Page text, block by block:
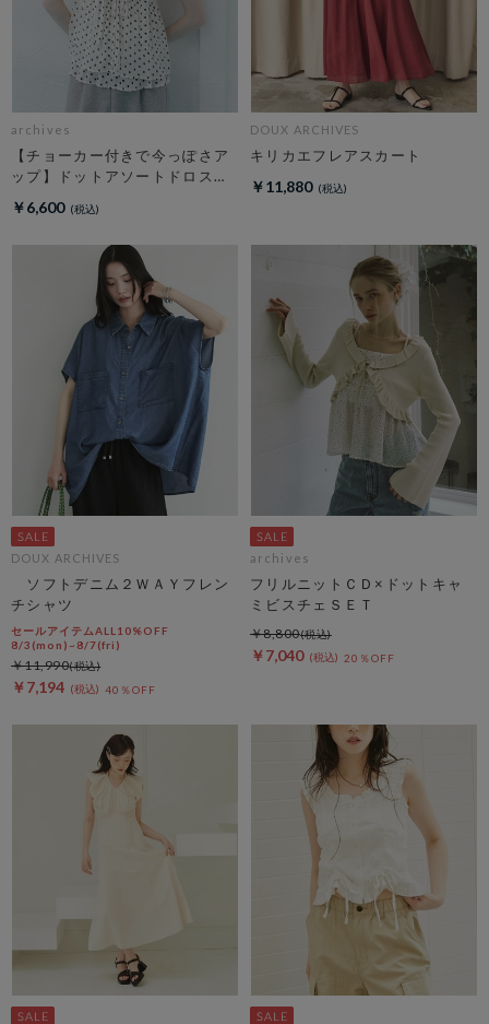
archives
【チョーカー付きで今っぽさア
ップ】ドットアソートドロスト
￥6,600
DOUX ARCHIVES
キリカエフレアスカート
￥11,880
DOUX ARCHIVES
ソフトデニム２ＷＡＹフレン
チシャツ
セールアイテムALL10%OFF
8/3(mon)~8/7(fri)
￥7,194 40％OFF
￥11,990
archives
フリルニットＣＤ×ドットキャ
ミビスチェＳＥＴ
￥7,040 20％OFF
￥8,800